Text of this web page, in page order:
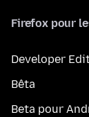
Firefox pour
Developer
Bêta
Beta pour